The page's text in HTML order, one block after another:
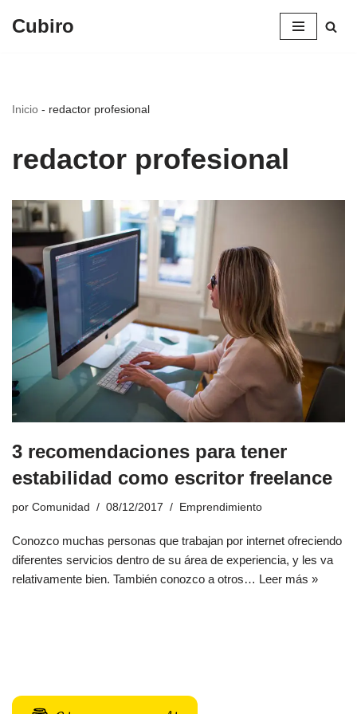
Cubiro
Inicio - redactor profesional
redactor profesional
3 recomendaciones para tener
estabilidad como escritor freelance
por Comunidad 08/12/2017 Emprendimiento
Conozco muchas personas que trabajan por internet ofreciendo
diferentes servicios dentro de su área de experiencia, y les va
relativamente bien. También conozco a otros… Leer más »